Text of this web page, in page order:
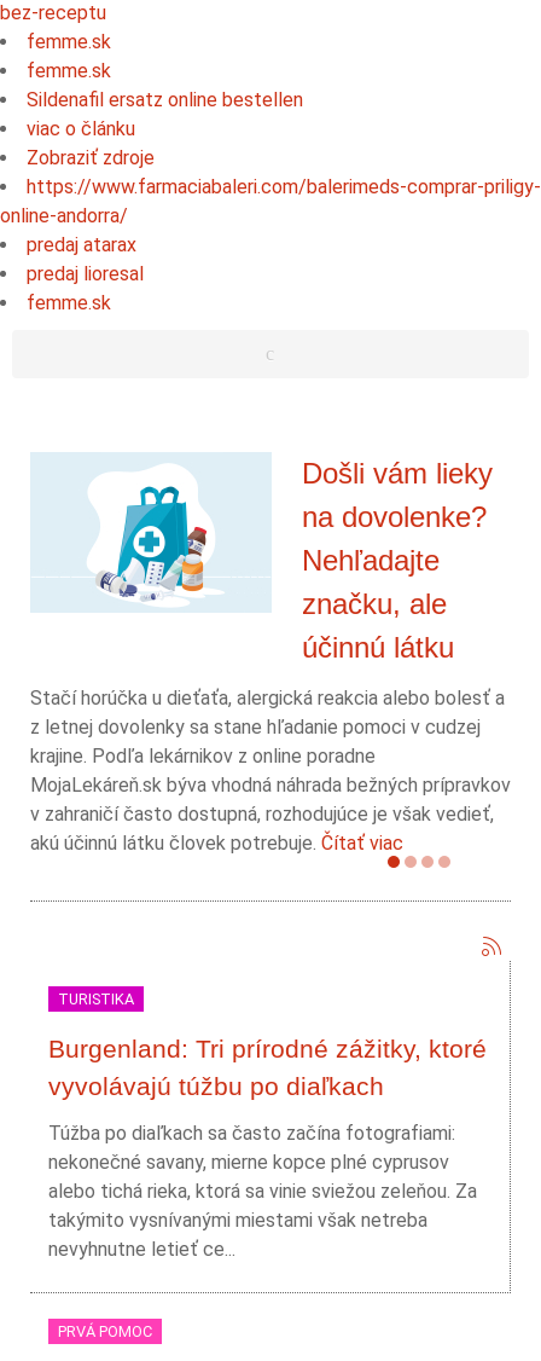
bez-receptu
femme.sk
femme.sk
Sildenafil ersatz online bestellen
viac o článku
Zobraziť zdroje
https://www.farmaciabaleri.com/balerimeds-comprar-priligy-
online-andorra/
predaj atarax
predaj lioresal
femme.sk
Došli vám lieky
na dovolenke?
Nehľadajte
značku, ale
účinnú látku
Stačí horúčka u dieťaťa, alergická reakcia alebo bolesť a
z letnej dovolenky sa stane hľadanie pomoci v cudzej
krajine. Podľa lekárnikov z online poradne
MojaLekáreň.sk býva vhodná náhrada bežných prípravkov
v zahraničí často dostupná, rozhodujúce je však vedieť,
akú účinnú látku človek potrebuje. Čítať viac
TURISTIKA
Burgenland: Tri prírodné zážitky, ktoré
vyvolávajú túžbu po diaľkach
Túžba po diaľkach sa často začína fotografiami:
nekonečné savany, mierne kopce plné cyprusov
alebo tichá rieka, ktorá sa vinie sviežou zeleňou. Za
takýmito vysnívanými miestami však netreba
nevyhnutne letieť ce...
PRVÁ POMOC